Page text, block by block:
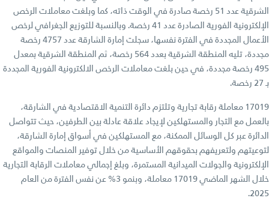
الشرقية عدد 51 رخصة صادرة في الوقت ذاته، كما وبلغت معاملات الرخص
الإلكترونية الفورية الصادرة عدد 41 رخصة. وبالنسبة للتوزيع الجغرافي لرخص
الأعمال المجددة في الفترة نفسها، سجلت إمارة الشارقة عدد 4757 رخصة
مجددة، تليه المنطقة الشرقية بعدد 564 رخصة، ثم المنطقة الشرقية بمعدل
495 رخصة مجددة، في حين بلغت معاملات الرخص الالكترونية الفورية المجددة
بـ 27 رخصة.
17019 معاملة رقابة تجارية وتلتزم دائرة التنمية الاقتصادية في الشارقة،
بالعمل مع التجار والمستهلكين لإيجاد علاقة عادلة بين الطرفين، حيث تتواصل
الدائرة عبر كل الوسائل الممكنة، مع المستهلكين في أسواق إمارة الشارقة،
لتوعيتهم ولتعريفهم بحقوقهم الأساسية من خلال توفير المنصات والمواقع
الإلكترونية والجولات الميدانية المستمرة، وبلغ إجمالي معاملات الرقابة التجارية
خلال الشهر الماضي 17019 معاملة، وبنمو 3% عن نفس الفترة من العام
2025.